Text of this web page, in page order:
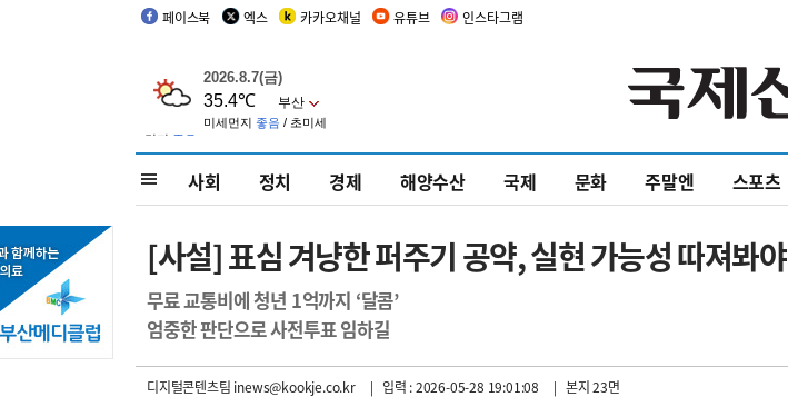
페이스북 엑스 카카오채널 유튜브 인스타그램
사회 정치 경제 해양수산 국제 문화 주말엔 스포츠
[사설] 표심 겨냥한 퍼주기 공약, 실현 가능성 따져봐야
무료 교통비에 청년 1억까지 ‘달콤’
엄중한 판단으로 사전투표 임하길
디지털콘텐츠팀 inews@kookje.co.kr | 입력 : 2026-05-28 19:01:08 | 본지 23면